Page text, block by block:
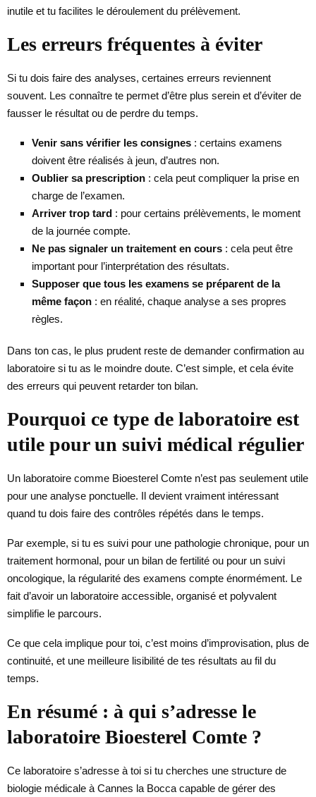
inutile et tu facilites le déroulement du prélèvement.
Les erreurs fréquentes à éviter
Si tu dois faire des analyses, certaines erreurs reviennent
souvent. Les connaître te permet d’être plus serein et d’éviter de
fausser le résultat ou de perdre du temps.
Venir sans vérifier les consignes : certains examens
doivent être réalisés à jeun, d’autres non.
Oublier sa prescription : cela peut compliquer la prise en
charge de l’examen.
Arriver trop tard : pour certains prélèvements, le moment
de la journée compte.
Ne pas signaler un traitement en cours : cela peut être
important pour l’interprétation des résultats.
Supposer que tous les examens se préparent de la
même façon : en réalité, chaque analyse a ses propres
règles.
Dans ton cas, le plus prudent reste de demander confirmation au
laboratoire si tu as le moindre doute. C’est simple, et cela évite
des erreurs qui peuvent retarder ton bilan.
Pourquoi ce type de laboratoire est
utile pour un suivi médical régulier
Un laboratoire comme Bioesterel Comte n’est pas seulement utile
pour une analyse ponctuelle. Il devient vraiment intéressant
quand tu dois faire des contrôles répétés dans le temps.
Par exemple, si tu es suivi pour une pathologie chronique, pour un
traitement hormonal, pour un bilan de fertilité ou pour un suivi
oncologique, la régularité des examens compte énormément. Le
fait d’avoir un laboratoire accessible, organisé et polyvalent
simplifie le parcours.
Ce que cela implique pour toi, c’est moins d’improvisation, plus de
continuité, et une meilleure lisibilité de tes résultats au fil du
temps.
En résumé : à qui s’adresse le
laboratoire Bioesterel Comte ?
Ce laboratoire s’adresse à toi si tu cherches une structure de
biologie médicale à Cannes la Bocca capable de gérer des